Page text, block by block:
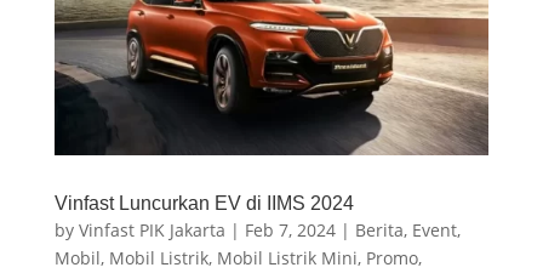
Vinfast Luncurkan EV di IIMS 2024
by Vinfast PIK Jakarta | Feb 7, 2024| Berita, Event,
Mobil, Mobil Listrik, Mobil Listrik Mini, Promo,